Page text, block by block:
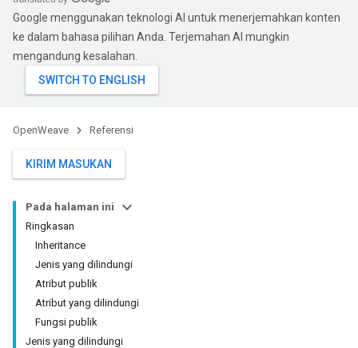
Google menggunakan teknologi AI untuk menerjemahkan konten
ke dalam bahasa pilihan Anda. Terjemahan AI mungkin
mengandung kesalahan.
OpenWeave Referensi
KIRIM MASUKAN
Pada halaman ini
Ringkasan
Inheritance
Jenis yang dilindungi
Atribut publik
Atribut yang dilindungi
Fungsi publik
Jenis yang dilindungi